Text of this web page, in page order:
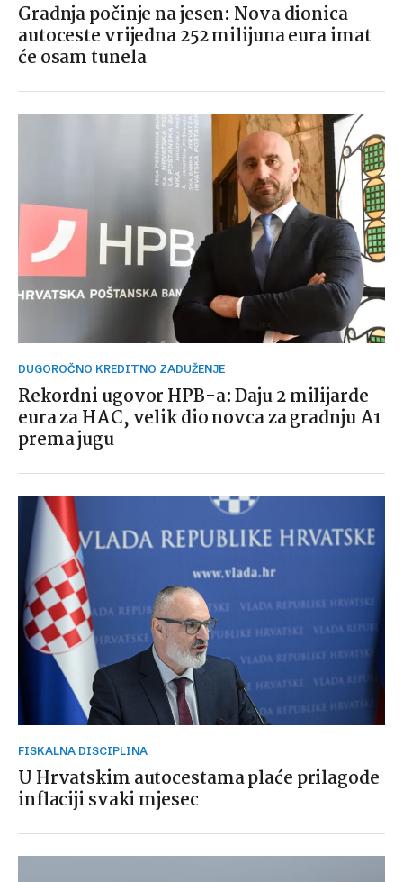
Gradnja počinje na jesen: Nova dionica
autoceste vrijedna 252 milijuna eura imat
će osam tunela
DUGOROČNO KREDITNO ZADUŽENJE
Rekordni ugovor HPB-a: Daju 2 milijarde
eura za HAC, velik dio novca za gradnju A1
prema jugu
FISKALNA DISCIPLINA
U Hrvatskim autocestama plaće prilagode
inflaciji svaki mjesec